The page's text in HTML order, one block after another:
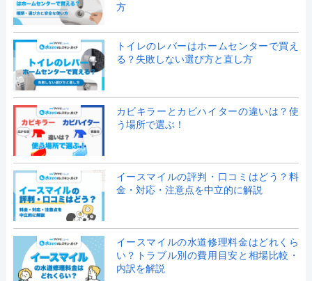
方
トイレのレバーはホームセンターで買え
る？失敗しない選び方と直し方
カビキラーとカビハイターの違いは？使
う場所で選ぶ！
イースマイルの評判・口コミはどう？料
金・対応・注意点を中立的に解説
イースマイルの水道修理料金はどれくら
い？トラブル別の費用目安と相場比較・
内訳を解説